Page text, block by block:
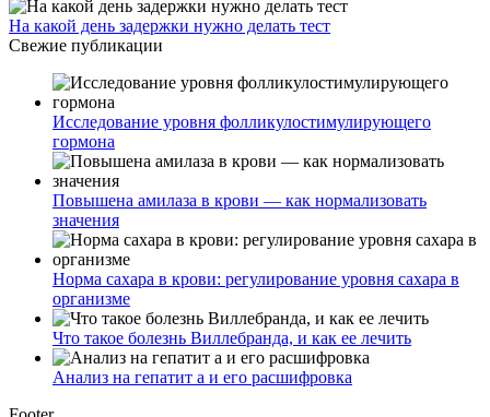
На какой день задержки нужно делать тест
Свежие публикации
Исследование уровня фолликулостимулирующего
гормона
Повышена амилаза в крови — как нормализовать
значения
Норма сахара в крови: регулирование уровня сахара в
организме
Что такое болезнь Виллебранда, и как ее лечить
Анализ на гепатит а и его расшифровка